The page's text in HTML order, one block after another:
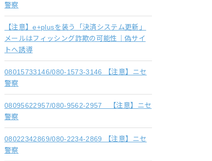
警察
【注意】e+plusを装う「決済システム更新」
メールはフィッシング詐欺の可能性｜偽サイ
トへ誘導
08015733146/080-1573-3146 【注意】ニセ
警察
08095622957/080-9562-2957 【注意】ニセ
警察
08022342869/080-2234-2869 【注意】ニセ
警察